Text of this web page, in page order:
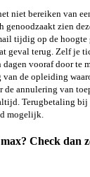
niet bereiken van
genoodzaakt zien
tijdig op de hoogte
geval terug. Zelf je
vooraf door te
de opleiding
de annulering van
Terugbetaling
mogelijk.
Check dan